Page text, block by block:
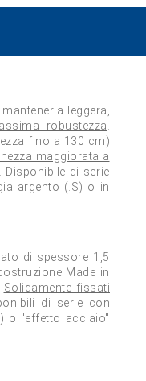
leggera,
robustezza
fino a 130 cm)
maggiorata a
Disponibile di serie
argento (.S) o in
di spessore 1,5
Made in
Solidamente fissati
di serie con
o "effetto acciaio"